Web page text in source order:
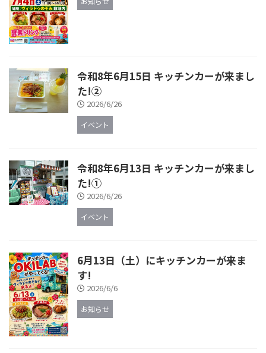
令和8年6月15日 キッチンカーが来まし
た!②
2026/6/26
イベント
令和8年6月13日 キッチンカーが来まし
た!①
2026/6/26
イベント
6月13日（土）にキッチンカーが来ま
す!
2026/6/6
お知らせ